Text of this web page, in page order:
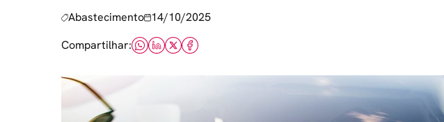
Abastecimento 14/10/2025
Compartilhar: